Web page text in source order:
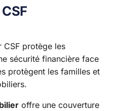
CSF protège les
sécurité financière face
protègent les familles et
offre une couverture